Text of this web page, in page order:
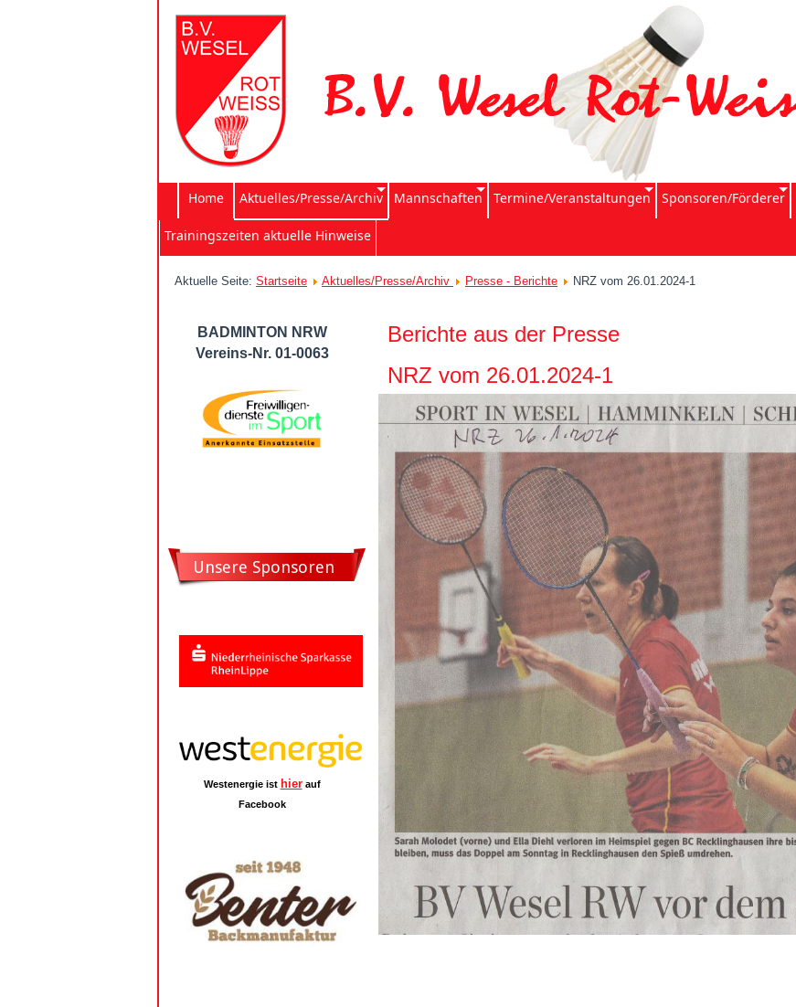
Home Aktuelles/Presse/Archiv Mannschaften Termine/Veranstaltungen Sponsoren/Förderer
Trainingszeiten aktuelle Hinweise
Aktuelle Seite: Startseite Aktuelles/Presse/Archiv Presse - Berichte NRZ vom 26.01.2024-1
BADMINTON NRW
Vereins-Nr. 01-0063
Unsere Sponsoren
Westenergie ist hierauf
Facebook
Berichte aus der Presse
NRZ vom 26.01.2024-1